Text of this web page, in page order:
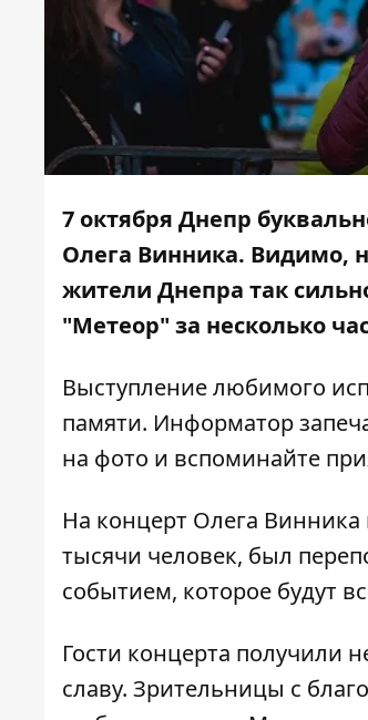
7 октября Днепр
Олега Винника. Видимо,
жители Днепра так
"Метеор" за несколько
Выступление любимого
памяти. Информатор
на фото и вспоминайте
На концерт Олега
тысячи человек, был
событием, которое будут
Гости концерта получили
славу. Зрительницы с